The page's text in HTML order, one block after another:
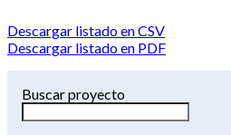
Descargar listado en CSV
Descargar listado en PDF
Buscar proyecto